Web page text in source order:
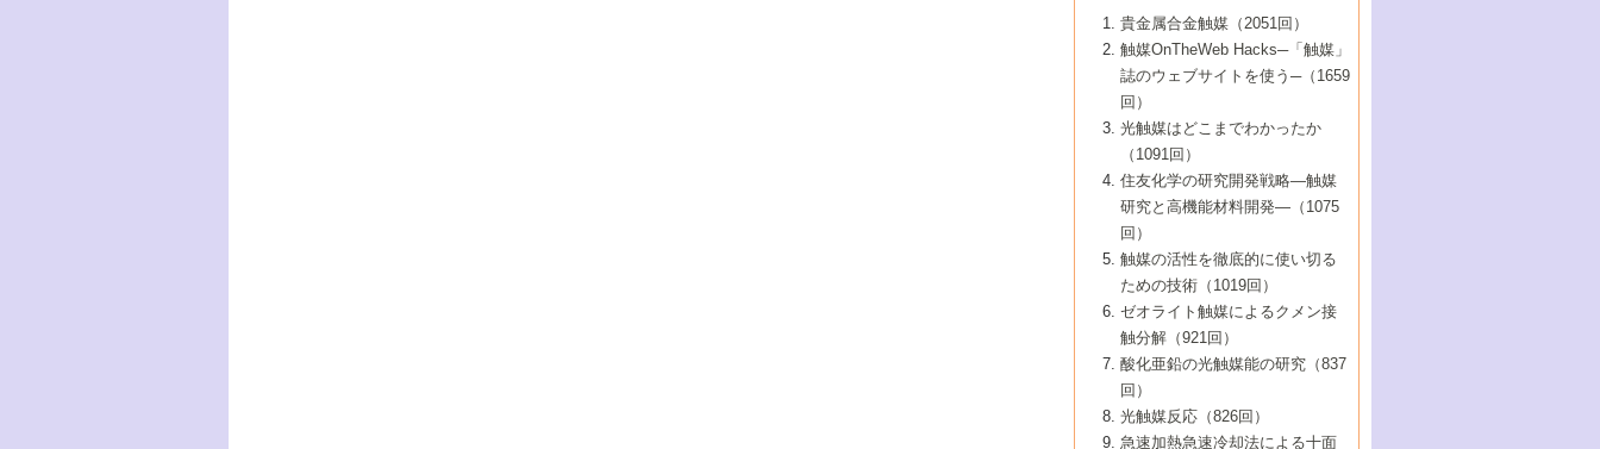
8号 高機能化ポリオレフィンに向けた重合
触媒の最近の進展
7号 持続可能社会実現のための触媒および
触媒関連技術
5号 若手会員による触媒研究の未来展望1：
企業編
6号 第102回触媒討論会
7号 触媒・化学反応における計算化学の進
8号 若手研究者による触媒研究の未来展望
2：大学・研究所編
5号 こんな物質，あんな物質―新たな触媒
の可能性―
7号 『結晶の化学』を活かした触媒研究
8号 イオン液体の応用
5号 水素製造・貯蔵のための触媒技術の新
しい展開
6号 第98回触媒討論会
7号 基礎化学品製造の触媒技術
8号 多機能型リアクター
4号 水分解用光触媒材料
5号 時間分解分光の進歩と応用
6号 第96回触媒討論会
8号 超臨界流体を用いた化学プロセスの新
2号 第93回触媒討論会
3号 特殊エネルギー場の触媒反応
4号 生体内における金属の触媒作用
5号 ファインケミカルズの展開に寄与する
6号 第94回触媒討論会
7号 サブナノレベルでみた新しい表面現象
8号 オレフィン重合触媒の新たな展
1号 なぜこの触媒が良いのか？
2号 第91回触媒討論会
3号 最近の自動車排ガス処理技術
4号 触媒研究の現状と将来─第90回触媒討論
5号 基礎化学品製造の触媒技術
6号 第92回触媒討論会
7号 基礎化学品製造の触媒技術
8号 資源の循環と触媒技術
▼44巻（2002年）
1号 高次制御された触媒の化学
2号 第89回触媒討論会
3号 触媒を利用した電気化学の新展開
4号 ナノ材料の調製と機能化
5号 こんな触媒が欲しい
6号 第90回触媒討論会
7号 触媒研究と学術雑誌/情報
8号 若い世代からみた触媒化学の現状と未
▼43巻（2001年）
1号 グリーンケミストリーと触媒
2号 第87回触媒討論会特集号
3号 生体触媒とバイオプロセス
4号 水素製造・利用の触媒化学
5号 触媒研究における新しい切り口：コン
ビナトリアルケミストリー
6号 第88回触媒討論会特集号
7号 企業における触媒研究のブレークスル
8号 この材料を触媒として使ってみません
▼42巻（2000年）
1号 触媒反応工学の明日を拓く
2号 第85回触媒討論会
3号 反応ダイナミクス
5号 触媒のおもしろさをどのように伝える
6号 第86回触媒討論会
7号 水素化精製触媒の新しい展開
8号 新しい反応性と機能性を目指した金属
クラスタ-化学
▼41巻（1999年）
1号 孔、穴、あな?-特異な空間とその利用-
2号 第83回触媒討論会
3号 均一系触媒反応最前線
4号 実用炭素材料の新展開
5号 研究の方法論を考える
7号 機能性金属材料と触媒
8号 触媒研究へのNMRの応用と展望
▼40巻（1998年）
進展と21世紀への提言/創立40周年記念・触
媒学会この10年の歩みとこれから/創立40周
2号 第81回触媒討論会
3号 計算機触媒化学へのさそい
4号 触媒劣化の制御と予測
5号 最新の実用プロセスと触媒
6号 第82回触媒討論会
1号 均一系と不均一系触媒反応-その特徴と
接点
2号 第79回触媒討論会
3号 最新NO除去触媒の実用化研究
4号 新しい反応場を目指した触媒調製
5号 反応・分離技術の新しい展開
6号 第80回触媒討論会
▼38巻（1996年）
1号 触媒の構造と触媒作用/C1化学を中心と
する21世紀への触媒
3号 オリンピックメダル:金・銀・銅はどん
な触媒作用を示すか
4号 触媒作用における機能の複合化
▼37巻（1995年）
1号 ファインケミカルズと固体触媒
2号 第75回触媒討論会
3号 希土類を利用した触媒
4号 触媒とリサイクル
5号 エネルギー変換触媒
▼36巻（1994年）
1号 電気化学と触媒
2号 第73回触媒討論会
3号 C4化学の展開
4号 《通常号》
▼35巻（1993年）
1号 工業触媒開発マニュアル―探索から工
業化まで
2号 第71回触媒討論会
▼34巻（1992年）
1号 インパクトを与えたこの研究
2号 第69回触媒討論会
▼33巻（1991年）
1号 触媒プロセス開発マニュアル―探索か
▼32巻（1990年）
貴金属合金触媒（2051回）
触媒OnTheWeb Hacks─「触媒」
誌のウェブサイトを使う─（1659
回）
光触媒はどこまでわかったか
（1091回）
住友化学の研究開発戦略―触媒
研究と高機能材料開発―（1075
回）
触媒の活性を徹底的に使い切る
ための技術（1019回）
ゼオライト触媒によるクメン接
触分解（921回）
酸化亜鉛の光触媒能の研究（837
回）
光触媒反応（826回）
急速加熱急速冷却法による十面